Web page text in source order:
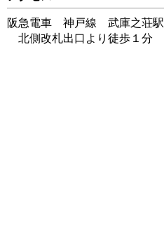
阪急電車 神戸線 武庫之荘駅
北側改札出口より徒歩１分